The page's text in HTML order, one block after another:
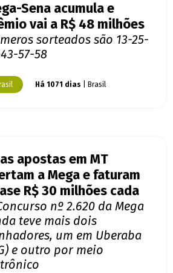
Sena acumula e
vai a R$ 48 milhões
sorteados são 13-25-
57-58
Há 1071 dias | Brasil
apostas em MT
a Mega e faturam
R$ 30 milhões cada
nº 2.620 da Mega
teve mais dois
um em Uberaba
e outro por meio